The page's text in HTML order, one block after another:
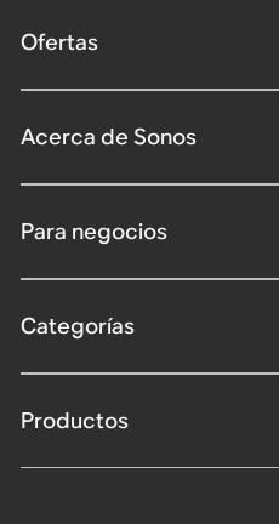
Ofertas
Acerca de Sonos
Para negocios
Categorías
Productos